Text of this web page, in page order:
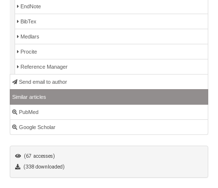
EndNote
BibTex
Medlars
Procite
Reference Manager
Send email to author
Similar articles
PubMed
Google Scholar
(67 accesses)
(338 downloaded)